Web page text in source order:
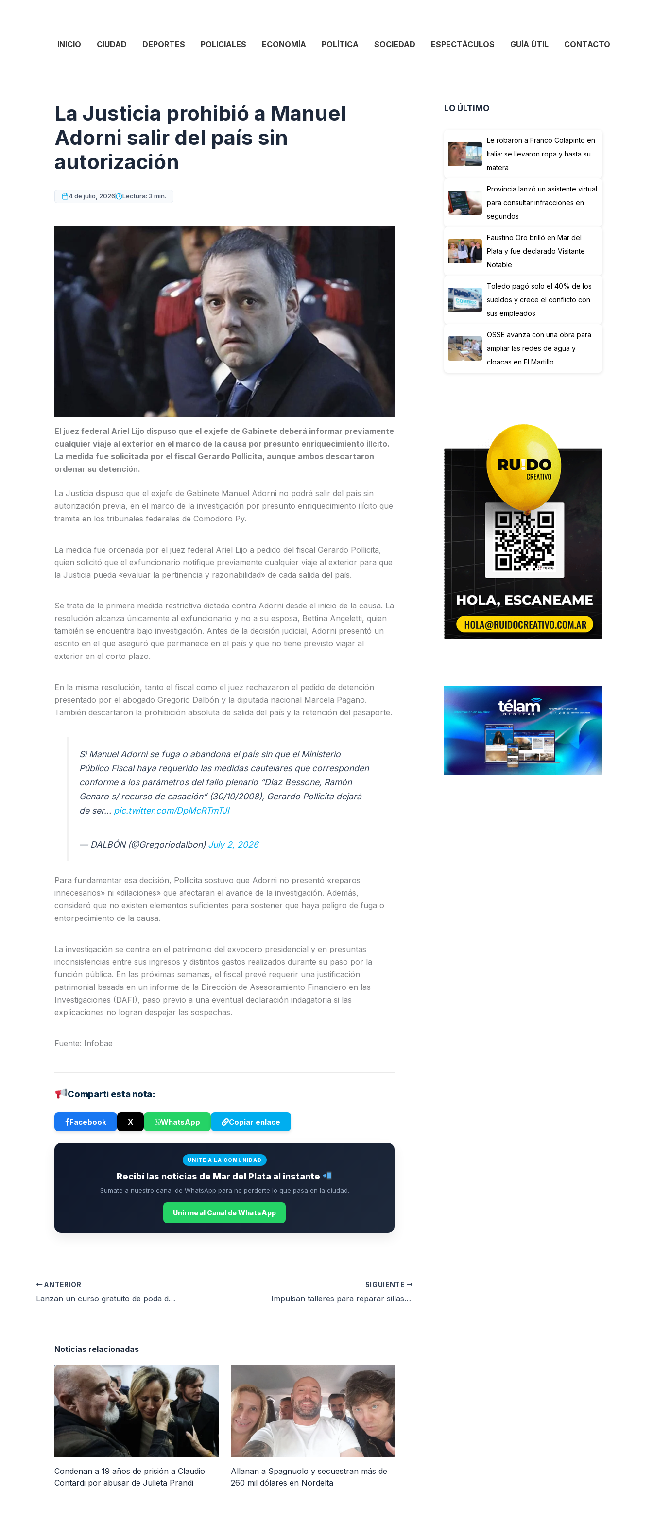
INICIO CIUDAD DEPORTES POLICIALES ECONOMÍA POLÍTICA SOCIEDAD ESPECTÁCULOS GUÍA ÚTIL CONTACTO
La Justicia prohibió a Manuel
Adorni salir del país sin
autorización
4 de julio, 2026 Lectura: 3 min.
El juez federal Ariel Lijo dispuso que el exjefe de Gabinete deberá informar previamente
cualquier viaje al exterior en el marco de la causa por presunto enriquecimiento ilícito.
La medida fue solicitada por el fiscal Gerardo Pollicita, aunque ambos descartaron
ordenar su detención.
La Justicia dispuso que el exjefe de Gabinete Manuel Adorni no podrá salir del país sin
autorización previa, en el marco de la investigación por presunto enriquecimiento ilícito que
tramita en los tribunales federales de Comodoro Py.
La medida fue ordenada por el juez federal Ariel Lijo a pedido del fiscal Gerardo Pollicita,
quien solicitó que el exfuncionario notifique previamente cualquier viaje al exterior para que
la Justicia pueda «evaluar la pertinencia y razonabilidad» de cada salida del país.
Se trata de la primera medida restrictiva dictada contra Adorni desde el inicio de la causa. La
resolución alcanza únicamente al exfuncionario y no a su esposa, Bettina Angeletti, quien
también se encuentra bajo investigación. Antes de la decisión judicial, Adorni presentó un
escrito en el que aseguró que permanece en el país y que no tiene previsto viajar al
exterior en el corto plazo.
En la misma resolución, tanto el fiscal como el juez rechazaron el pedido de detención
presentado por el abogado Gregorio Dalbón y la diputada nacional Marcela Pagano.
También descartaron la prohibición absoluta de salida del país y la retención del pasaporte.
Si Manuel Adorni se fuga o abandona el país sin que el Ministerio
Público Fiscal haya requerido las medidas cautelares que corresponden
conforme a los parámetros del fallo plenario “Díaz Bessone, Ramón
Genaro s/ recurso de casación” (30/10/2008), Gerardo Pollicita dejará
de ser… pic.twitter.com/DpMcRTmTJI
— DALBÓN (@Gregoriodalbon) July 2, 2026
Para fundamentar esa decisión, Pollicita sostuvo que Adorni no presentó «reparos
innecesarios» ni «dilaciones» que afectaran el avance de la investigación. Además,
consideró que no existen elementos suficientes para sostener que haya peligro de fuga o
entorpecimiento de la causa.
La investigación se centra en el patrimonio del exvocero presidencial y en presuntas
inconsistencias entre sus ingresos y distintos gastos realizados durante su paso por la
función pública. En las próximas semanas, el fiscal prevé requerir una justificación
patrimonial basada en un informe de la Dirección de Asesoramiento Financiero en las
Investigaciones (DAFI), paso previo a una eventual declaración indagatoria si las
explicaciones no logran despejar las sospechas.
Fuente: Infobae
Compartí esta nota:
Facebook X WhatsApp Copiar enlace
UNITE A LA COMUNIDAD
Recibí las noticias de Mar del Plata al instante
Sumate a nuestro canal de WhatsApp para no perderte lo que pasa en la ciudad.
Unirme al Canal de WhatsApp
ANTERIOR
Lanzan un curso gratuito de poda de kiwi con salida laboral
SIGUIENTE
Impulsan talleres para reparar sillas de ruedas y prótesis
Noticias relacionadas
Condenan a 19 años de prisión a Claudio
Contardi por abusar de Julieta Prandi
Allanan a Spagnuolo y secuestran más de
260 mil dólares en Nordelta
LO ÚLTIMO
Le robaron a Franco Colapinto en
Italia: se llevaron ropa y hasta su
matera
Provincia lanzó un asistente virtual
para consultar infracciones en
segundos
Faustino Oro brilló en Mar del
Plata y fue declarado Visitante
Notable
Toledo pagó solo el 40% de los
sueldos y crece el conflicto con
sus empleados
OSSE avanza con una obra para
ampliar las redes de agua y
cloacas en El Martillo